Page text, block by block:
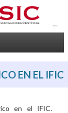
EN EL IFIC
en el IFIC.